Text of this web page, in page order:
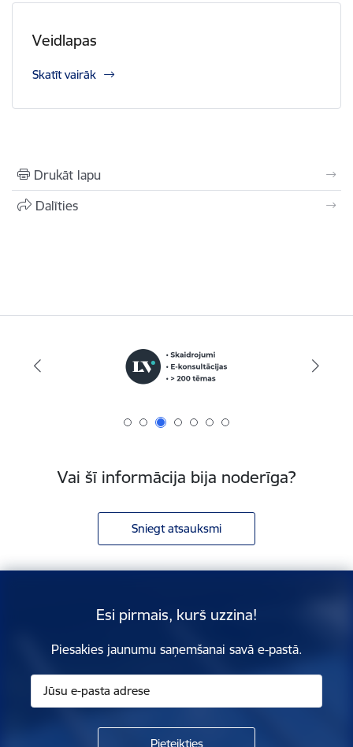
Veidlapas
Skatīt vairāk
Drukāt lapu
Dalīties
Vai šī informācija bija noderīga?
Sniegt atsauksmi
Esi pirmais, kurš uzzina!
Piesakies jaunumu saņemšanai savā e-pastā.